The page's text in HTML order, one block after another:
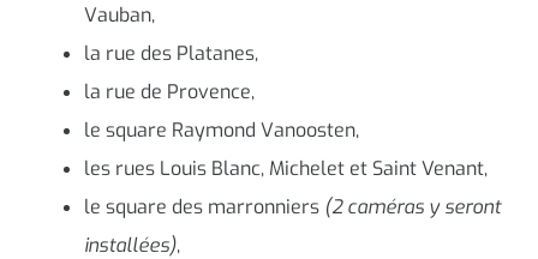
Vauban,
la rue des Platanes,
la rue de Provence,
le square Raymond Vanoosten,
les rues Louis Blanc, Michelet et Saint Venant,
le square des marronniers (2 caméras y seront
installées),